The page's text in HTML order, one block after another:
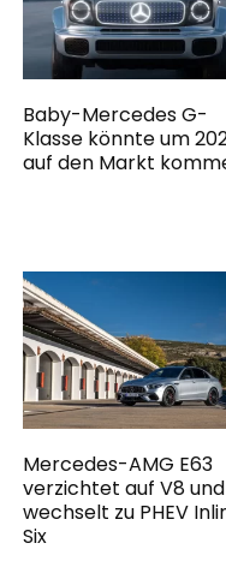
Baby-Mercedes G-
Klasse könnte um
auf den Markt
Mercedes-AMG E63
verzichtet auf V8 und
wechselt zu PHEV
Six